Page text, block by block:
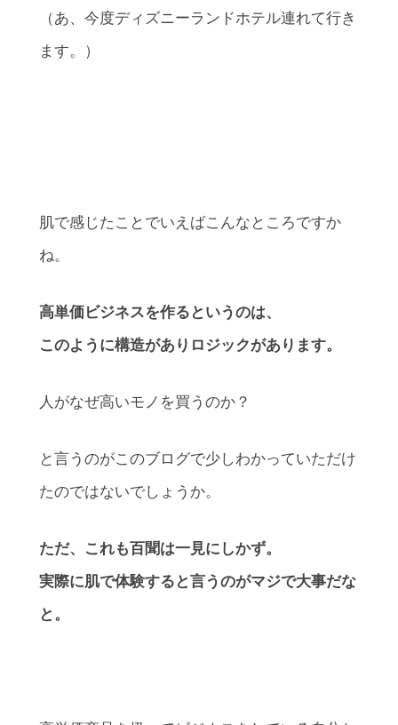
（あ、今度ディズニーランドホテル連れて行き
ます。）
肌で感じたことでいえばこんなところですか
ね。
高単価ビジネスを作るというのは、
このように構造がありロジックがあります。
人がなぜ高いモノを買うのか？
と言うのがこのブログで少しわかっていただけ
たのではないでしょうか。
ただ、これも百聞は一見にしかず。
実際に肌で体験すると言うのがマジで大事だな
と。